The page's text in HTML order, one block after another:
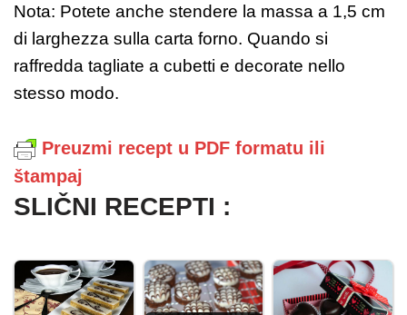
Nota: Potete anche stendere la massa a 1,5 cm
di larghezza sulla carta forno. Quando si
raffredda tagliate a cubetti e decorate nello
stesso modo.
Preuzmi recept u PDF formatu ili
štampaj
SLIČNI RECEPTI :